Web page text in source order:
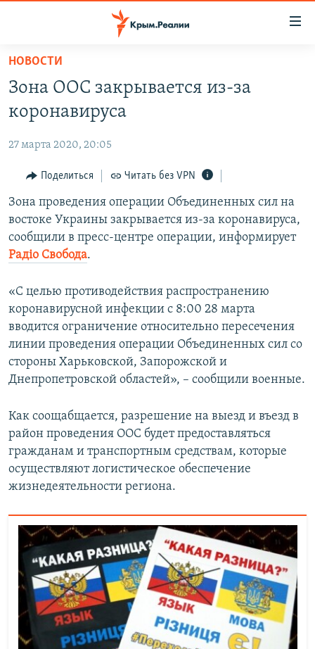
Вернуться
основному
содержанию
Вернутся
навигации
Вернутся
поиску
КАРТА ВОЕННЫХ ОБЪЕКТОВ КРЫМА
11 ЛЕТ ОККУПАЦИИ КРЫМА. 11 ИСТОРИЙ СОПРОТИВЛЕНИЯ
ВОДА
ИСТОРИЯ
ЕЩЕ
ИНТЕРАКТИВ
ИНФОГРАФИКА
ТЕЛЕПРОЕКТ КРЫМ.РЕАЛИИ
ПРОПАВШИЕ БЕЗ ВЕСТИ
ПОБЕДИТЕЛЕЙ НЕ СУДЯТ?
КРЫМ.НЕПОКОРЕННЫЙ
ELIFBE
РАДІО СВОБОДА
КАК ОБОЙТИ БЛОКИРОВКУ
Українською
Qırımtatar
ПРИСОЕДИНЯЙТЕСЬ!
Все сайты RFE/RL
НОВОСТИ
Зона ООС закрывается из-за
коронавируса
27 марта 2020, 20:05
Поделиться Читать без VPN
Зона проведения операции Объединенных сил на
востоке Украины закрывается из-за коронавируса,
сообщили в пресс-центре операции, информирует
Радіо Свобода.
«С целью противодействия распространению
коронавирусной инфекции с 8:00 28 марта
вводится ограничение относительно пересечения
линии проведения операции Объединенных сил со
стороны Харьковской, Запорожской и
Днепропетровской областей», – сообщили военные.
Как соощабщается, разрешение на выезд и въезд в
район проведения ООС будет предоставляться
гражданам и транспортным средствам, которые
осуществляют логистическое обеспечение
жизнедеятельности региона.